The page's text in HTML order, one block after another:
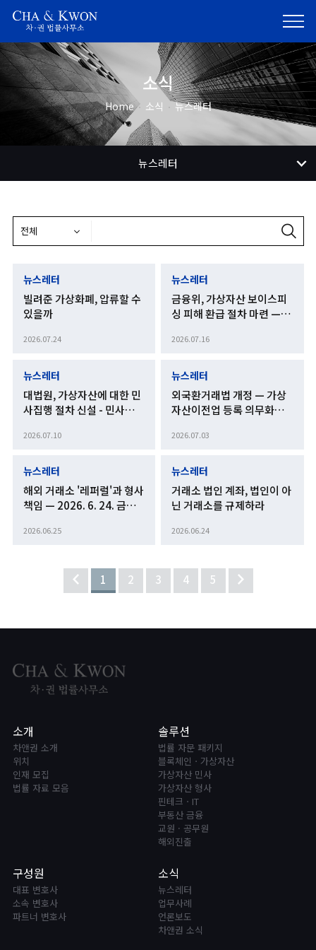
소식
Home 소식 뉴스레터
뉴스레터
뉴스레터
빌려준 가상화폐, 압류할 수
있을까
2026.07.24
뉴스레터
금융위, 가상자산 보이스피
싱 피해 환급 절차 마련 — 통
개정안 입법예고
2026.07.16
뉴스레터
대법원, 가상자산에 대한 민
사집행 절차 신설 - 민사집행
예고
2026.07.10
뉴스레터
외국환거래법 개정 — 가상
자산이전업 등록 의무화와
2026.07.03
뉴스레터
해외 거래소 '레퍼럴'과 형사
책임 — 2026. 6. 24. 금융
2026.06.25
뉴스레터
거래소 법인 계좌, 법인이 아
닌 거래소를 규제하라
2026.06.24
1 2 3 4 5
소개
차앤권 소개
위치
인재 모집
법률 자료 모음
솔루션
법률 자문 패키지
블록체인ㆍ가상자산
가상자산 민사
가상자산 형사
핀테크ㆍIT
부동산 금융
교원 · 공무원
해외진출
구성원
대표 변호사
소속 변호사
파트너 변호사
소식
뉴스레터
업무사례
언론보도
차앤권 소식